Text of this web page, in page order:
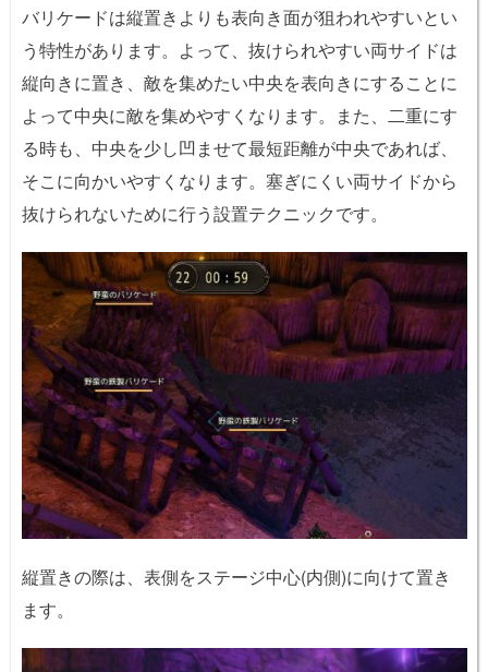
バリケードは縦置きよりも表向き面が狙われやすいとい
う特性があります。よって、抜けられやすい両サイドは
縦向きに置き、敵を集めたい中央を表向きにすることに
よって中央に敵を集めやすくなります。また、二重にす
る時も、中央を少し凹ませて最短距離が中央であれば、
そこに向かいやすくなります。塞ぎにくい両サイドから
抜けられないために行う設置テクニックです。
縦置きの際は、表側をステージ中心(内側)に向けて置き
ます。